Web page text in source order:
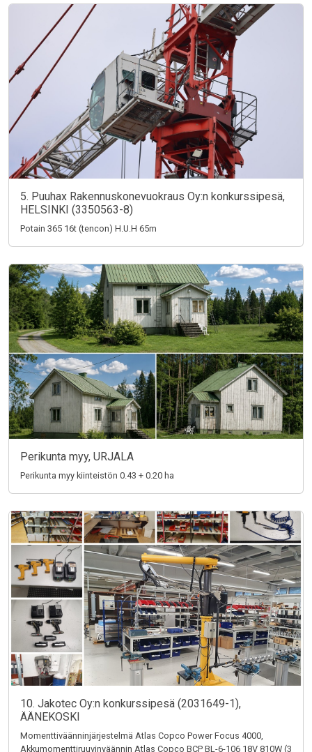
5. Puuhax Rakennuskonevuokraus Oy:n konkurssipesä,
HELSINKI (3350563-8)
Potain 365 16t (tencon) H.U.H 65m
Perikunta myy, URJALA
Perikunta myy kiinteistön 0.43 + 0.20 ha
10. Jakotec Oy:n konkurssipesä (2031649-1),
ÄÄNEKOSKI
Momenttiväänninjärjestelmä Atlas Copco Power Focus 4000,
Akkumomenttiruuvinväännin Atlas Copco BCP BL-6-106 18V 810W (3